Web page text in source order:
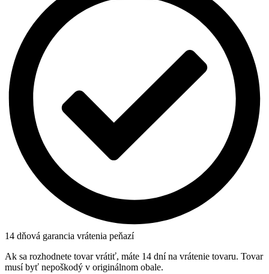
14 dňová garancia vrátenia peňazí
Ak sa rozhodnete tovar vrátiť, máte 14 dní na vrátenie tovaru. Tovar
musí byť nepoškodý v originálnom obale.